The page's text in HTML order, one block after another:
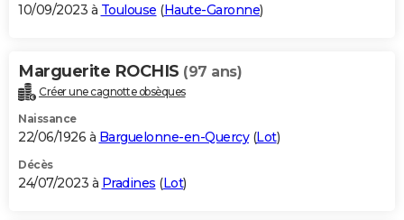
10/09/2023 à Toulouse (Haute-Garonne)
Marguerite ROCHIS (97 ans)
Créer une cagnotte obsèques
Naissance
22/06/1926 à Barguelonne-en-Quercy(Lot)
Décès
24/07/2023 à Pradines (Lot)